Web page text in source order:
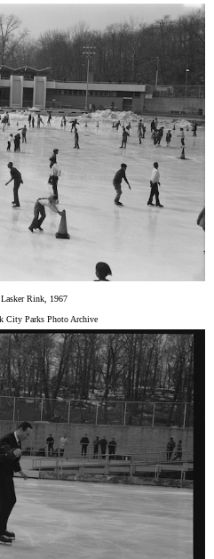
Lasker Rink, 1967
City Parks Photo Archive